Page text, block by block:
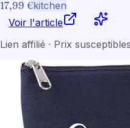
17,99 €kitchen
Voir l'article
Lien affilié · Prix